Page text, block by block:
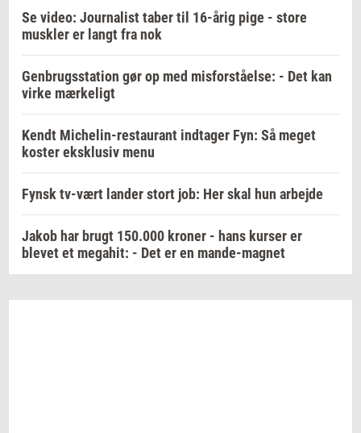
Se video: Journalist taber til 16-årig pige - store
muskler er langt fra nok
Genbrugsstation gør op med misforståelse: - Det kan
virke mærkeligt
Kendt Michelin-restaurant indtager Fyn: Så meget
koster eksklusiv menu
Fynsk tv-vært lander stort job: Her skal hun arbejde
Jakob har brugt 150.000 kroner - hans kurser er
blevet et megahit: - Det er en mande-magnet